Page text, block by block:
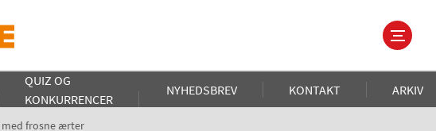
QUIZ OG
KONKURRENCER
NYHEDSBREV KONTAKT ARKIV
frosne ærter